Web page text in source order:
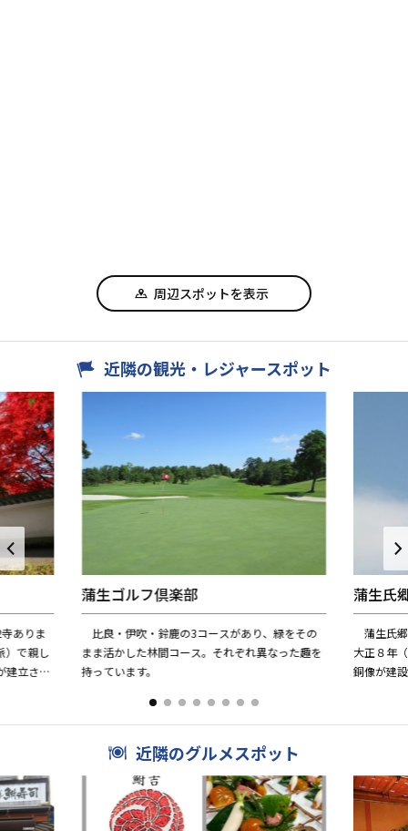
周辺スポットを表示
近隣の観光・レジャースポット
ありま
）で親し
建立さ
蒲生ゴルフ倶楽部
比良・伊吹・鈴鹿の3コースがあり、緑をその
まま活かした林間コース。それぞれ異なった趣を
持っています。
蒲生氏
蒲生氏
大正８年
銅像が建
近隣のグルメスポット